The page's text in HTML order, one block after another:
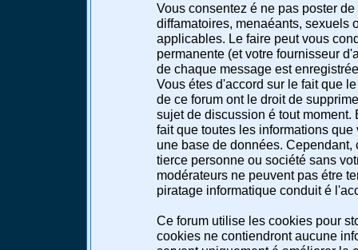
Vous consentez é ne pas poster
diffamatoires, menaéants, sexuels
applicables. Le faire peut vous
permanente (et votre fournisseur
de chaque message est
Vous étes d'accord sur le fait que
de ce forum ont le droit de
sujet de discussion é tout
fait que toutes les informations
une base de données.
tierce personne ou société sans
modérateurs ne peuvent pas étre
piratage informatique conduit é
Ce forum utilise les cookies pour
cookies ne contiendront aucune